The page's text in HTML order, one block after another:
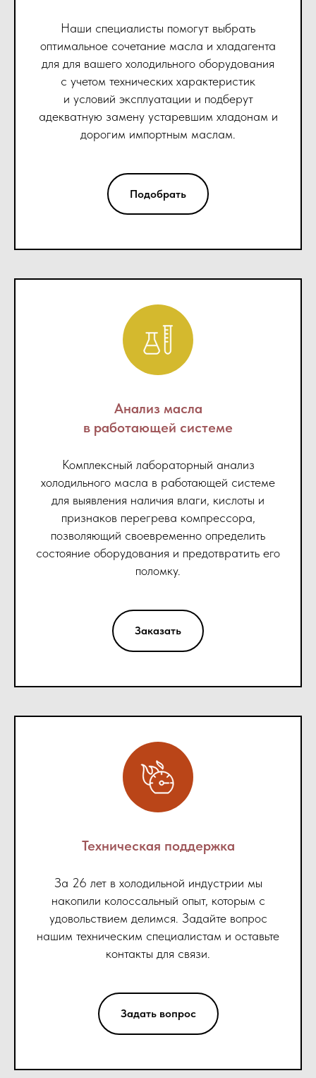
Наши специалисты помогут выбрать
оптимальное сочетание масла и хладагента
для для вашего холодильного оборудования
с учетом технических характеристик
и условий эксплуатации и подберут
адекватную замену устаревшим хладонам и
дорогим импортным маслам.
Подобрать
Анализ масла
в работающей системе
Комплексный лабораторный анализ
холодильного масла в работающей системе
для выявления наличия влаги, кислоты и
признаков перегрева компрессора,
позволяющий своевременно определить
состояние оборудования и предотвратить его
поломку.
Заказать
Техническая поддержка
За 26 лет в холодильной индустрии мы
накопили колоссальный опыт, которым с
удовольствием делимся. Задайте вопрос
нашим техническим специалистам и оставьте
контакты для связи.
Задать вопрос